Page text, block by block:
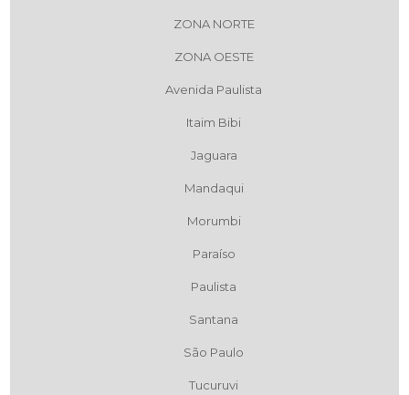
ZONA NORTE
ZONA OESTE
Avenida Paulista
Itaim Bibi
Jaguara
Mandaqui
Morumbi
Paraíso
Paulista
Santana
São Paulo
Tucuruvi